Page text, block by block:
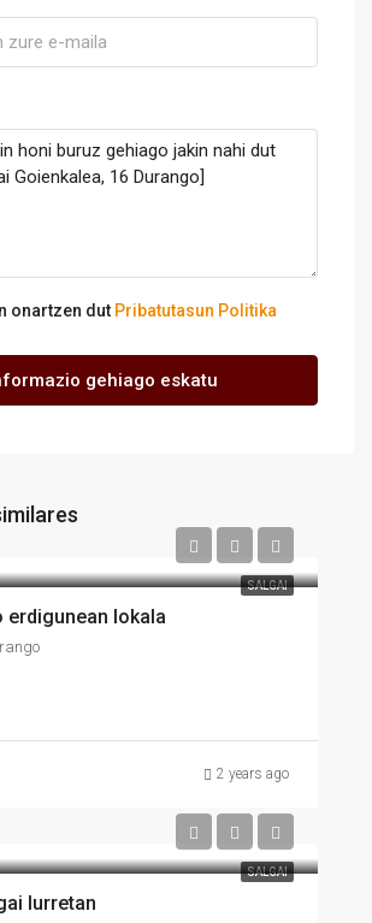
onartzen dut Pribatutasun Politika
gehiago eskatu
SALGAI
erdigunean lokala
2 years ago
SALGAI
Iurretan